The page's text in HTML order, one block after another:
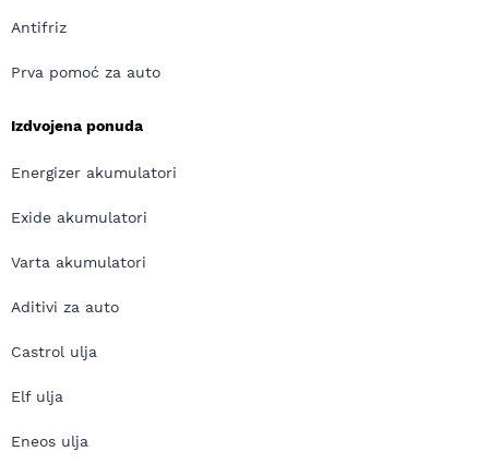
Antifriz
Prva pomoć za auto
Izdvojena ponuda
Energizer akumulatori
Exide akumulatori
Varta akumulatori
Aditivi za auto
Castrol ulja
Elf ulja
Eneos ulja